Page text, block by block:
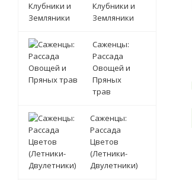
Клубники и
Земляники
Саженцы:
Рассада
Овощей и
Пряных
трав
Саженцы:
Рассада
Цветов
(Летники-
Двулетники)